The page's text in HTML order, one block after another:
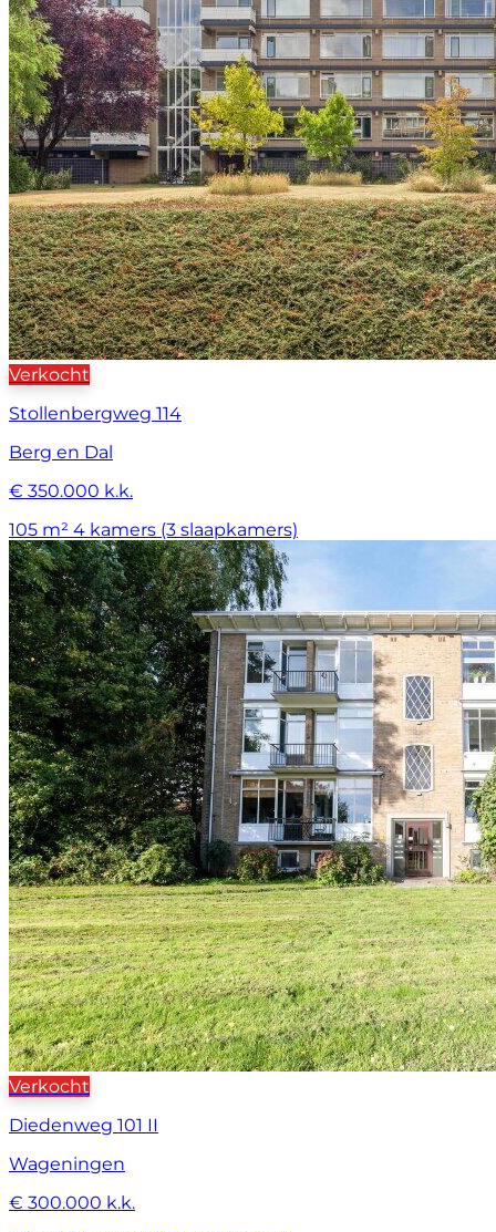
Verkocht
Stollenbergweg 114
Berg en Dal
€ 350.000 k.k.
105 m² 4 kamers (3 slaapkamers)
Verkocht
Diedenweg 101 II
Wageningen
€ 300.000 k.k.